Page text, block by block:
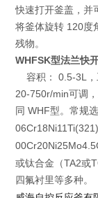
快速打开釜盖，并
将釜体旋转 120度
残物。
WHFSK型法兰快
容积： 0.5-3L，
20-750r/min可调
同 WHF型。常规
06Cr18Ni11Ti(321)
或钛合金（TA2或
四氟衬里等多种。